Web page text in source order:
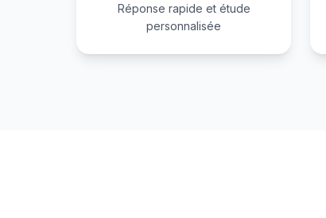
Réponse rapide et étude
personnalisée